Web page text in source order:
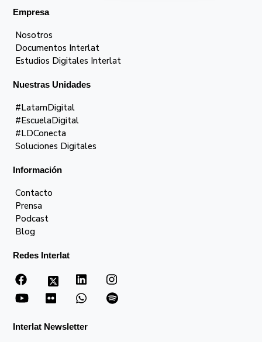
Empresa
Nosotros
Documentos Interlat
Estudios Digitales Interlat
Nuestras Unidades
#LatamDigital
#EscuelaDigital
#LDConecta
Soluciones Digitales
Información
Contacto
Prensa
Podcast
Blog
Redes Interlat
Interlat Newsletter